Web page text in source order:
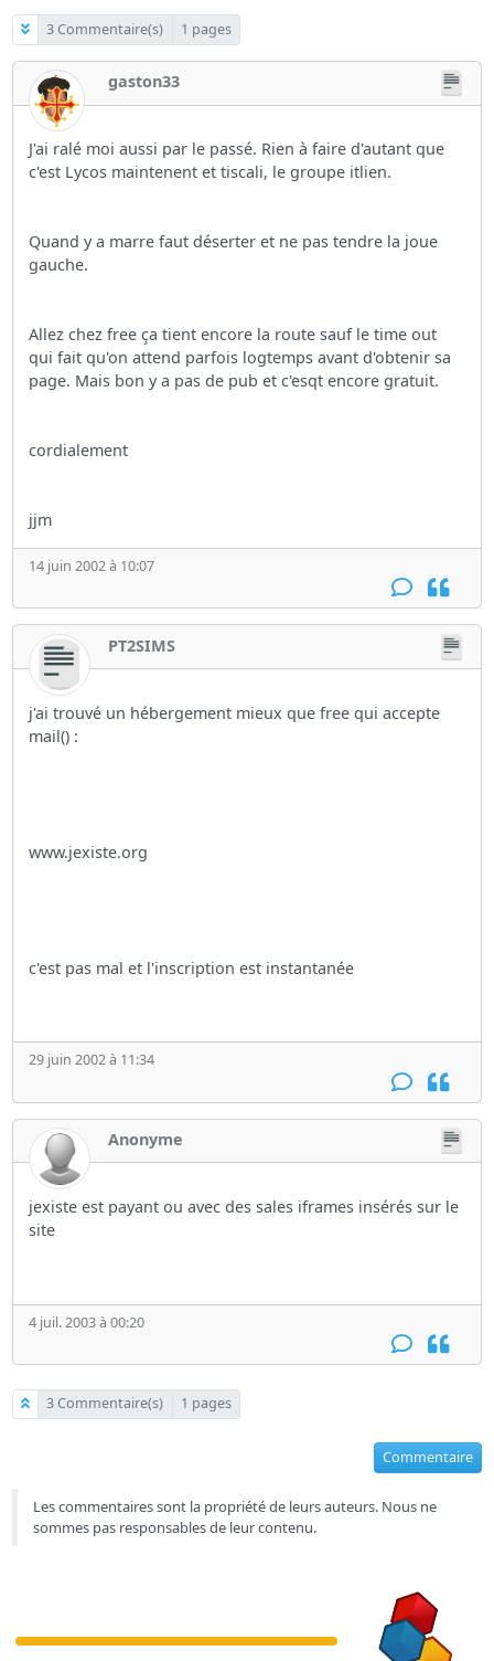
3 Commentaire(s) 1 pages
gaston33
J'ai ralé moi aussi par le passé. Rien à faire d'autant que
c'est Lycos maintenent et tiscali, le groupe itlien.
Quand y a marre faut déserter et ne pas tendre la joue
gauche.
Allez chez free ça tient encore la route sauf le time out
qui fait qu'on attend parfois logtemps avant d'obtenir sa
page. Mais bon y a pas de pub et c'esqt encore gratuit.
cordialement
jjm
14 juin 2002 à 10:07
PT2SIMS
j'ai trouvé un hébergement mieux que free qui accepte
mail() :
www.jexiste.org
c'est pas mal et l'inscription est instantanée
29 juin 2002 à 11:34
Anonyme
jexiste est payant ou avec des sales iframes insérés sur le
site
4 juil. 2003 à 00:20
3 Commentaire(s) 1 pages
Commentaire
Les commentaires sont la propriété de leurs auteurs. Nous ne
sommes pas responsables de leur contenu.